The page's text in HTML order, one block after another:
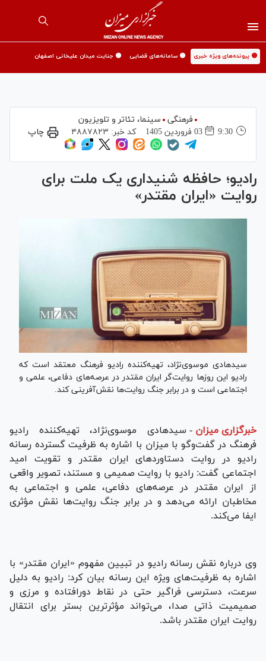
🟡 پرونده‌های ویژه خبری 🟡 سامانه‌های قضایی 🟡 جنایت میدان علیخانی اصفهان
فرهنگی
سینما،‌ تئاتر و تلویزیون
9:30
03 فروردين 1405 کد خبر: ۴۸۸۷۸۲۳ چاپ
رادیو؛ حافظه شنیداری یک ملت برای
روایت «ایران مقتدر»
سیدهادی موسوی‌نژاد، تهیه‌کننده رادیو فرهنگ معتقد است که
رادیو این روزها روایت‌گر ایران مقتدر در عرصه‌های دفاعی، علمی و
اجتماعی است و در برابر جنگ روایت‌ها نقش‌آفرینی کند.
خبرگزاری میزان - سیدهادی موسوی‌نژاد، تهیه‌کننده رادیو
فرهنگ در گفت‌وگو با میزان با اشاره به ظرفیت گسترده رسانه
رادیو در روایت دستاوردهای ایران مقتدر و تقویت امید
اجتماعی گفت: رادیو با روایت صمیمی و مستند، تصویر واقعی
از ایران مقتدر در عرصه‌های دفاعی، علمی و اجتماعی به
مخاطبان ارائه می‌دهد و در برابر جنگ روایت‌ها نقش مؤثری
ایفا می‌کند.
وی درباره نقش رسانه رادیو در تبیین مفهوم «ایران مقتدر» با
اشاره به ظرفیت‌های ویژه این رسانه بیان کرد: رادیو به دلیل
سرعت، دسترسی فراگیر حتی در نقاط دورافتاده و مرزی و
صمیمیت ذاتی صدا، می‌تواند مؤثرترین بستر برای انتقال
روایت ایران مقتدر باشد.